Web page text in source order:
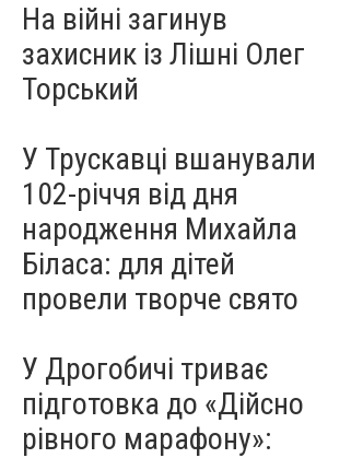
На війні загинув
захисник із Лішні Олег
Торський
У Трускавці вшанували
102-річчя від дня
народження Михайла
Біласа: для дітей
провели творче свято
У Дрогобичі триває
підготовка до «Дійсно
рівного марафону»: